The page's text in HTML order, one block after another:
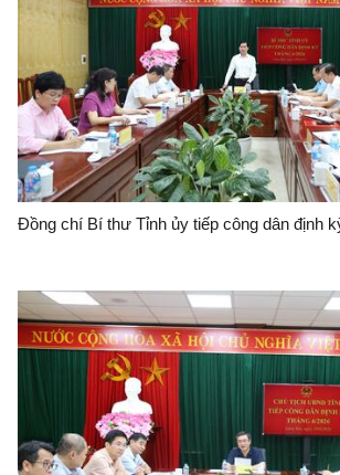
Đồng chí Bí thư Tỉnh ủy tiếp công dân định